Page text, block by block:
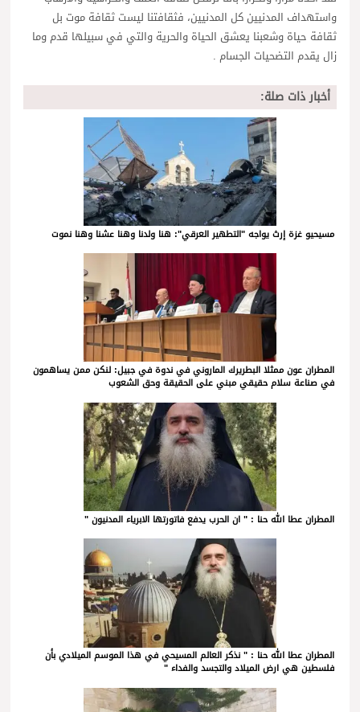
واستهداف المدنيين كل المدنيين، فثقافتنا ليست ثقافة موت بل
ثقافة حياة وشعبنا يعشق الحياة والحرية والتي في سبيلها قدم وما
زال يقدم التضحيات الجسام .
أخبار ذات صلة:
مسيحيو غزة إرث يواجه "التطهير العرقي": هنا ولدنا وهنا عشنا وهنا نموت
المطران عون ممثلا البطريرك الماروني في ندوة في جبيل: لنكن ممن يساهمون
في صناعة سلام حقيقي مبني على الحقيقة وحق الشعوب
المطران عطا الله حنا : " ان الحرب يدفع فاتورتها الابرياء المدنيون "
المطران عطا الله حنا : " نذكر العالم المسيحي في هذا الموسم الميلادي بأن
فلسطين هي ارض الميلاد والتجسد والفداء "